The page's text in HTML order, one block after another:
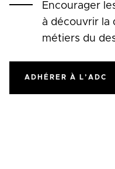
Encourager
à découvrir la
métiers du
ADHÉRER À L’ADC